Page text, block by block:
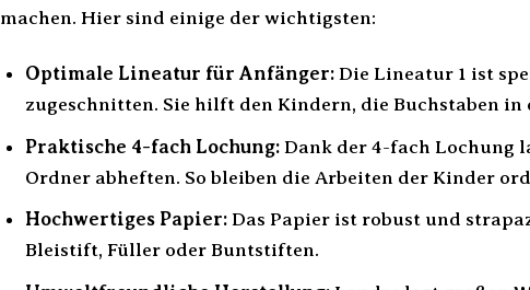
machen. Hier sind einige der wichtigsten:
Optimale Lineatur für Anfänger:Die Lineatur 1 ist
zugeschnitten. Sie hilft den Kindern, die Buchstaben
Praktische 4-fach Lochung:Dank der 4-fach Lochung
Ordner abheften. So bleiben die Arbeiten der Kinder
Hochwertiges Papier:Das Papier ist robust und
Bleistift, Füller oder Buntstiften.